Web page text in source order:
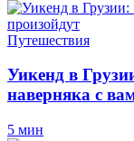
Путешествия
Уикенд в
наверняка с
5 мин